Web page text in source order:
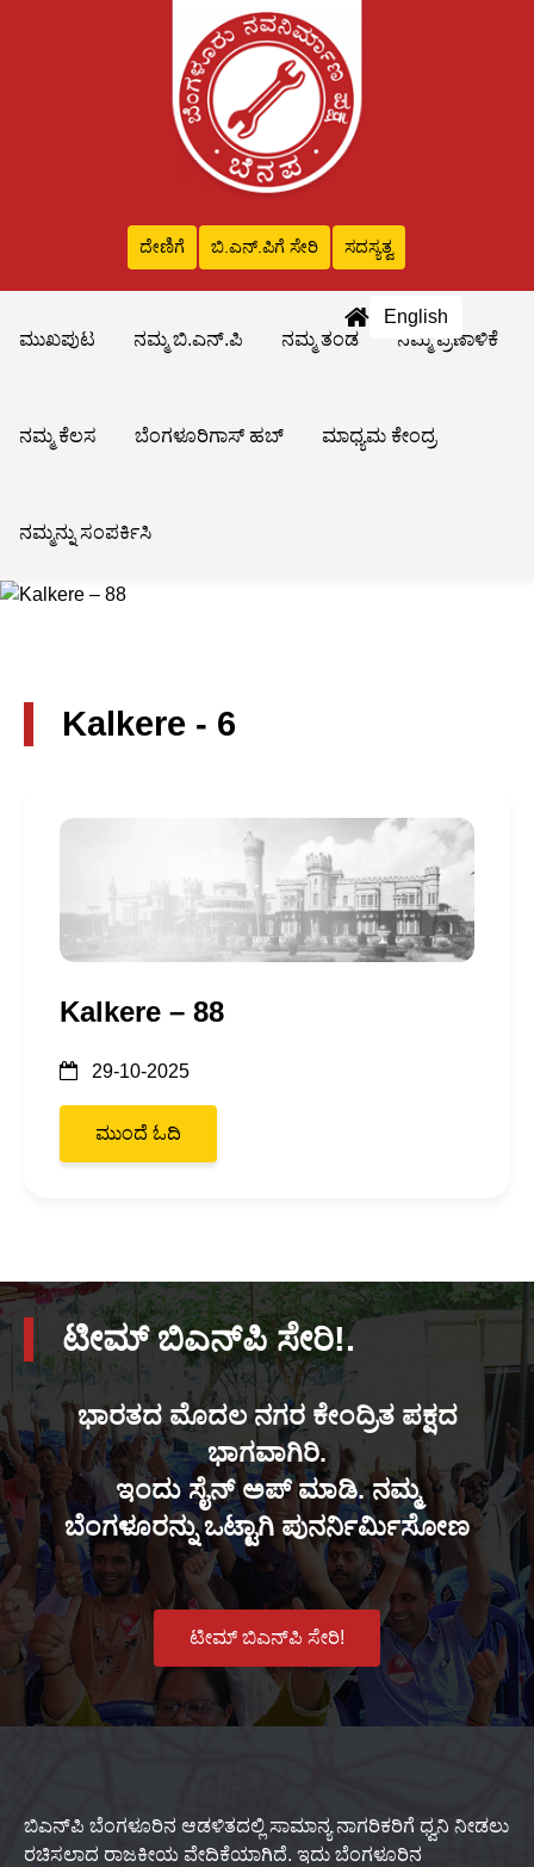
ದೇಣಿಗೆ ಬಿ.ಎನ್‌.ಪಿಗೆ ಸೇರಿ ಸದಸ್ಯತ್ವ
English
ಮುಖಪುಟ
ನಮ್ಮ ಬಿ.ಎನ್.ಪಿ ನಮ್ಮ ತಂಡ ನಮ್ಮ ಪ್ರಣಾಳಿಕೆ
ನಮ್ಮ ಕೆಲಸ ಬೆಂಗಳೂರಿಗಾಸ್ ಹಬ್ ಮಾಧ್ಯಮ ಕೇಂದ್ರ
ನಮ್ಮನ್ನು ಸಂಪರ್ಕಿಸಿ
Kalkere - 6
Kalkere – 88
29-10-2025
ಮುಂದೆ ಓದಿ
ಟೀಮ್ ಬಿಎನ್‌ಪಿ ಸೇರಿ!.
ಭಾರತದ ಮೊದಲ ನಗರ ಕೇಂದ್ರಿತ ಪಕ್ಷದ
ಭಾಗವಾಗಿರಿ.
ಇಂದು ಸೈನ್ ಅಪ್ ಮಾಡಿ. ನಮ್ಮ
ಬೆಂಗಳೂರನ್ನು ಒಟ್ಟಾಗಿ ಪುನರ್ನಿರ್ಮಿಸೋಣ
ಟೀಮ್ ಬಿಎನ್‌ಪಿ ಸೇರಿ!
ಬಿಎನ್‌ಪಿ ಬೆಂಗಳೂರಿನ ಆಡಳಿತದಲ್ಲಿ ಸಾಮಾನ್ಯ ನಾಗರಿಕರಿಗೆ ಧ್ವನಿ ನೀಡಲು
ರಚಿಸಲಾದ ರಾಜಕೀಯ ವೇದಿಕೆಯಾಗಿದೆ. ಇದು ಬೆಂಗಳೂರಿನ